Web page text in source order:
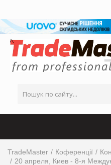
TradeMaster Коференції
20 апреля, Киев - 8-я